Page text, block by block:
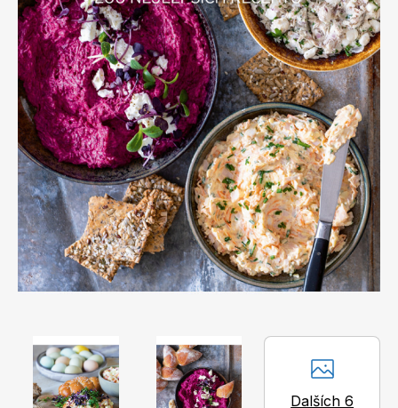
Apetit
Svět ženy
Marianne Bydlení
Marianne Venkov & styl
Dalších 6